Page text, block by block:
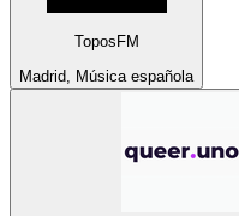
ToposFM
Madrid, Música española